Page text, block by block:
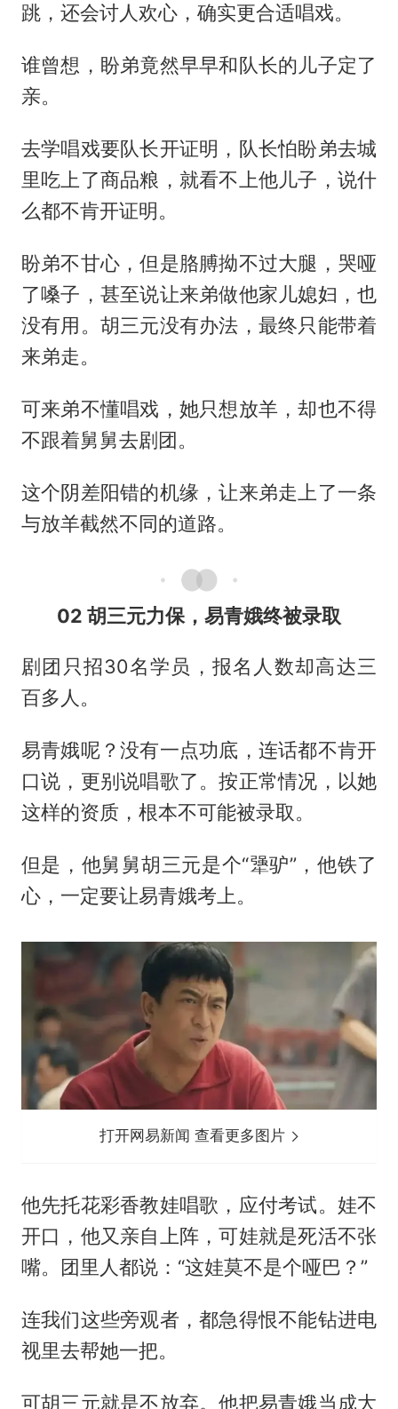
跳，还会讨人欢心，确实更合适唱戏。
谁曾想，盼弟竟然早早和队长的儿子定了
亲。
去学唱戏要队长开证明，队长怕盼弟去城
里吃上了商品粮，就看不上他儿子，说什
么都不肯开证明。
盼弟不甘心，但是胳膊拗不过大腿，哭哑
了嗓子，甚至说让来弟做他家儿媳妇，也
没有用。胡三元没有办法，最终只能带着
来弟走。
可来弟不懂唱戏，她只想放羊，却也不得
不跟着舅舅去剧团。
这个阴差阳错的机缘，让来弟走上了一条
与放羊截然不同的道路。
02 胡三元力保，易青娥终被录取
剧团只招30名学员，报名人数却高达三
百多人。
易青娥呢？没有一点功底，连话都不肯开
口说，更别说唱歌了。按正常情况，以她
这样的资质，根本不可能被录取。
但是，他舅舅胡三元是个“犟驴”，他铁了
心，一定要让易青娥考上。
打开网易新闻 查看更多图片
他先托花彩香教娃唱歌，应付考试。娃不
开口，他又亲自上阵，可娃就是死活不张
嘴。团里人都说：“这娃莫不是个哑巴？”
连我们这些旁观者，都急得恨不能钻进电
视里去帮她一把。
可胡三元就是不放弃。他把易青娥当成大